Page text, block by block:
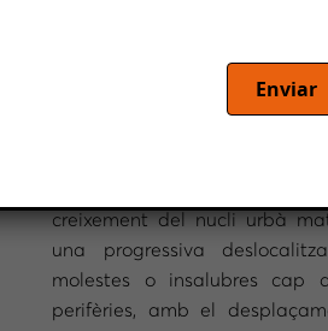
Per Rafael Pradas, periodista.
creixement del nucli urbà
una progressiva
molestes o insalubres cap
perifèries, amb el
Enviar